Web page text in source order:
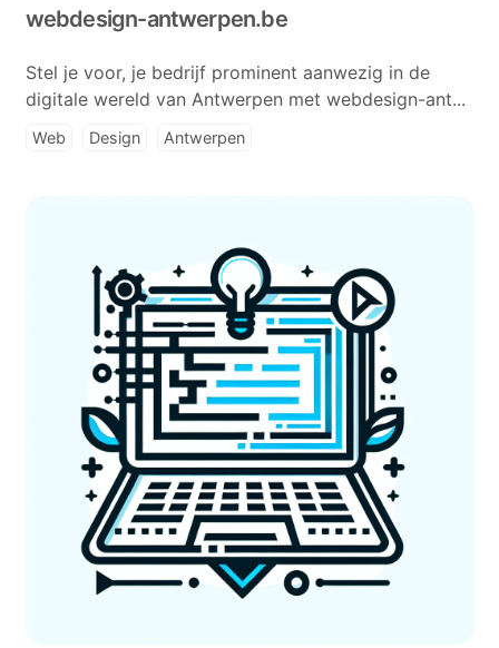
webdesign-antwerpen.be
Stel je voor, je bedrijf prominent aanwezig in de
digitale wereld van Antwerpen met webdesign-ant...
Web Design Antwerpen